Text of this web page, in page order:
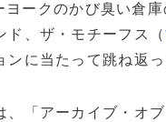
ヨークのかび臭い倉
ド、ザ・モチーフス（
に当たって跳ね返っ
「アーカイブ・オ